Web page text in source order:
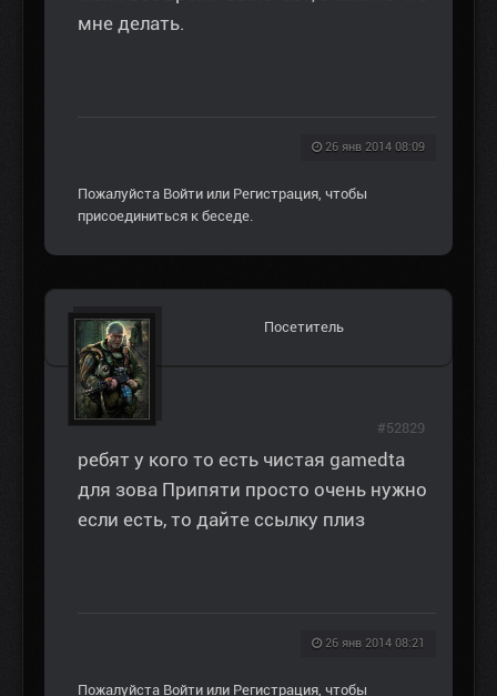
мне делать.
26 янв 2014 08:09
Пожалуйста Войти или Регистрация , чтобы
присоединиться к беседе.
Посетитель
ребят у кого то есть чистая gamedta
для зова Припяти просто очень нужно
если есть, то дайте ссылку плиз
26 янв 2014 08:21
#52829
Пожалуйста Войти или Регистрация , чтобы